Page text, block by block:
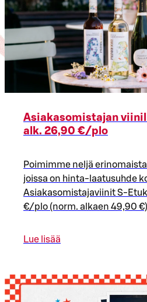
Asiakasomistajan
alk. 26,90 €/plo​
Poimimme neljä
joissa on hinta-laatusuhde
Asiakasomistajaviinit S-
€/plo (norm. alkaen 49,90
Lue lisää